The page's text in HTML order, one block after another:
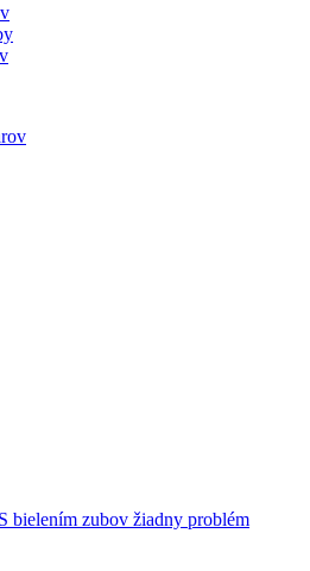
bielením zubov žiadny problém